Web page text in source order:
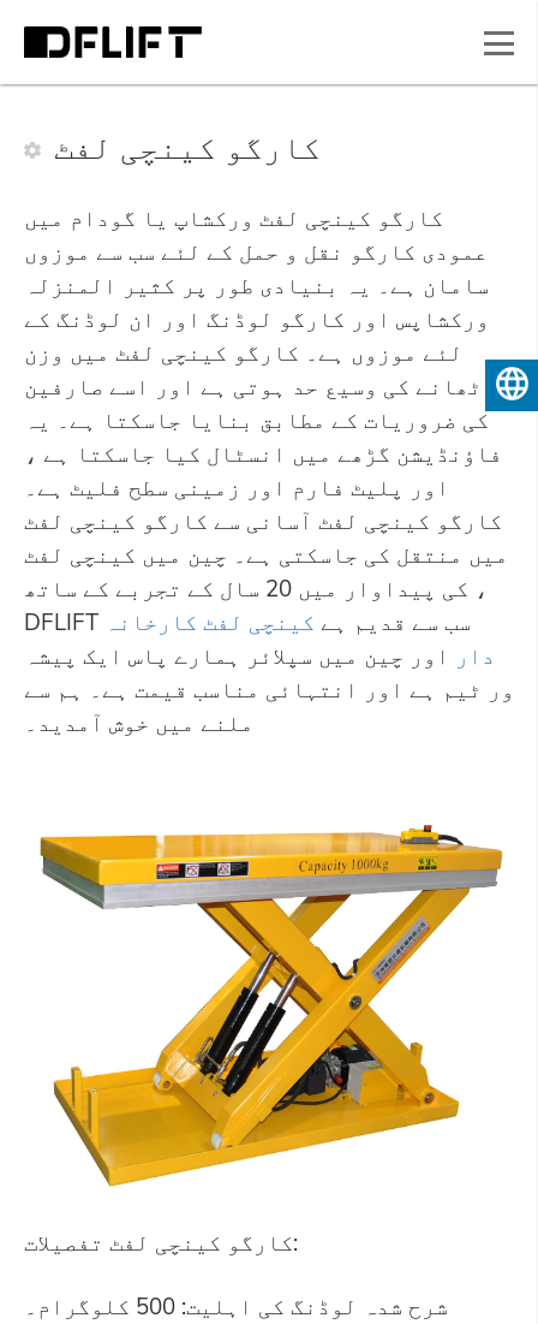
کارگو کینچی لفٹ
کارگو کینچی لفٹ ورکشاپ یا گودام میں
عمودی کارگو نقل و حمل کے لئے سب سے موزوں
سامان ہے۔ یہ بنیادی طور پر کثیر المنزلہ
ورکشاپس اور کارگو لوڈنگ اور ان لوڈنگ کے
لئے موزوں ہے۔ کارگو کینچی لفٹ میں وزن
اٹھانے کی وسیع حد ہوتی ہے اور اسے صارفین
کی ضروریات کے مطابق بنایا جاسکتا ہے۔ یہ
فاؤنڈیشن گڑھے میں انسٹال کیا جاسکتا ہے ،
اور پلیٹ فارم اور زمینی سطح فلیٹ ہے۔
کارگو کینچی لفٹ آسانی سے کارگو کینچی لفٹ
میں منتقل کی جاسکتی ہے۔ چین میں کینچی لفٹ
کی پیداوار میں 20 سال کے تجربے کے ساتھ ،
DFLIFT سب سے قدیم ہے کینچی لفٹ کارخانہ
دار
اور چین میں سپلائر ہمارے پاس ایک پیشہ
ور ٹیم ہے اور انتہائی مناسب قیمت ہے۔ ہم سے
ملنے میں خوش آمدید۔
کارگو کینچی لفٹ تفصیلات:
شرح شدہ لوڈنگ کی اہلیت: 500 کلوگرام۔
اردو